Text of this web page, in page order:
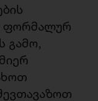
ფორმალურ
გამო,